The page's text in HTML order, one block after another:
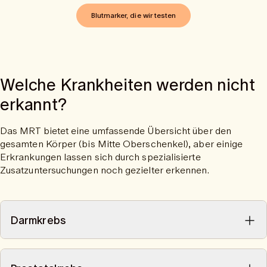
frühzeitig erkannt und deren Auswirkungen auf den
Stoffwechsel beurteilt werden.
Blutmarker, die wir testen
Welche Krankheiten werden nicht
erkannt?
Das MRT bietet eine umfassende Übersicht über den
gesamten Körper (bis Mitte Oberschenkel), aber einige
Erkrankungen lassen sich durch spezialisierte
Zusatzuntersuchungen noch gezielter erkennen.
Darmkrebs